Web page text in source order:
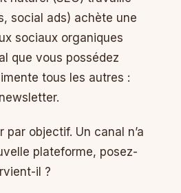
social ads) achète une
sociaux organiques
que vous possédez
tous les autres :
objectif. Un canal n’a
plateforme, posez-
il ?